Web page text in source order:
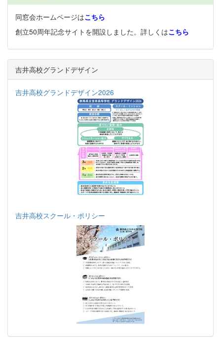
同窓会ホームページはこちら
創立50周年記念サイトを開設しました。詳しくはこちら
吉井高校グランドデザイン
吉井高校グランドデザイン2026
吉井高校スクール・ポリシー